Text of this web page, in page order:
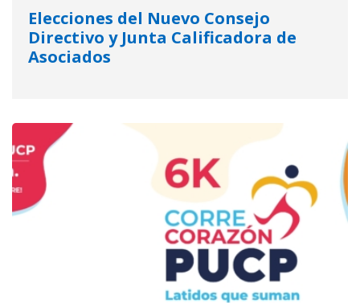
Elecciones del Nuevo Consejo
Directivo y Junta Calificadora de
Asociados